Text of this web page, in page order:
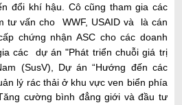
đổi khí hậu. Cô cũng tham gia các
tư vấn cho WWF, USAID và là cán
chứng nhận ASC cho các doanh
các dự án "Phát triển chuỗi giá trị
(SusV), Dự án“Hướng đến các
lý rác thải ở khu vực ven biển phía
cường bình đẳng giới và đầu tư